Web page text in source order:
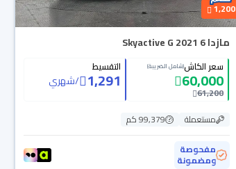
1,200
مازدا 6 Skyactive G 2021
سعر الكاش(شامل الضريبة)
60,000
61,200
التقسيط
1,291
/شهري
مستعملة
99,379 كم
مفحوصة
ومضمونة